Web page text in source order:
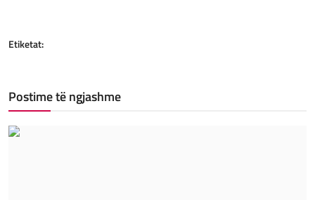
Etiketat:
Postime të ngjashme